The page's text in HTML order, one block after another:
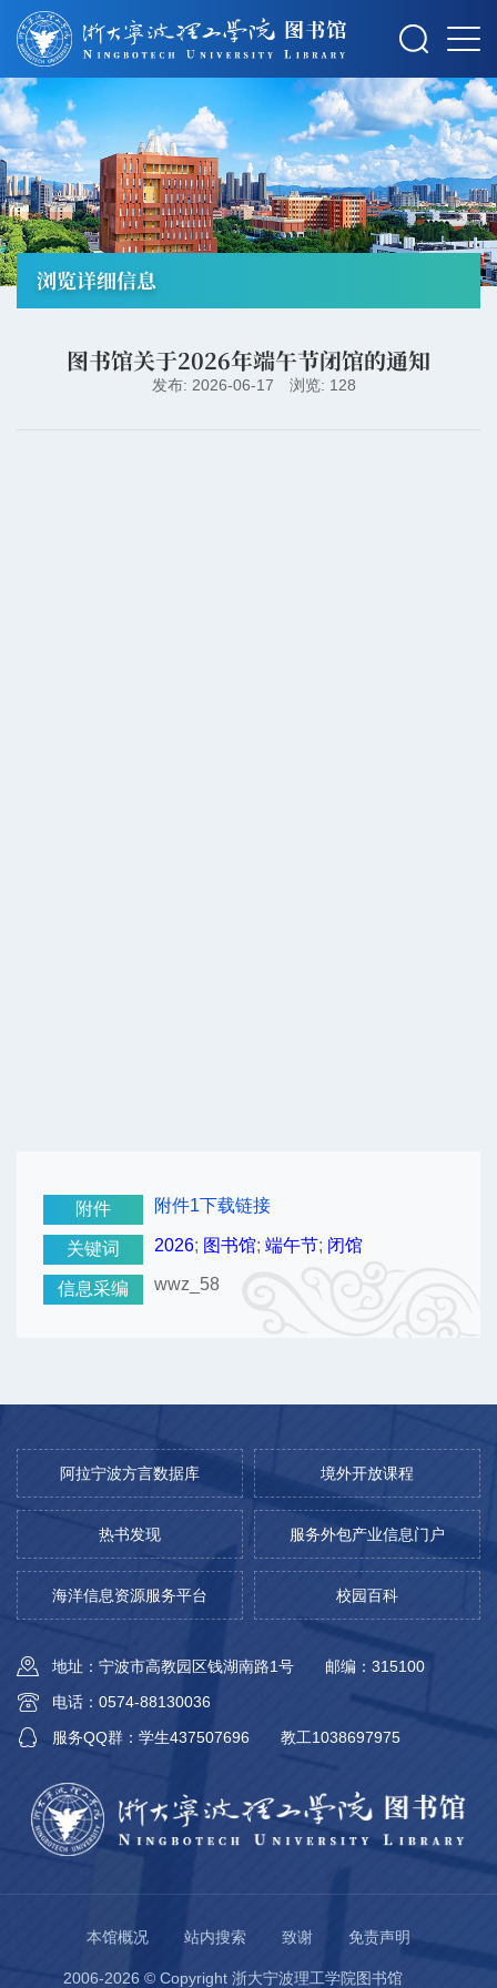
摄影：秋草
浏览详细信息
图书馆关于2026年端午节闭馆的通知
发布: 2026-06-17 浏览: 128
附件 附件1下载链接
关键词 2026; 图书馆; 端午节; 闭馆
信息采编 wwz_58
阿拉宁波方言数据库 境外开放课程
热书发现 服务外包产业信息门户
海洋信息资源服务平台 校园百科
地址：宁波市高教园区钱湖南路1号
邮编：315100
电话：0574-88130036
服务QQ群：学生437507696
教工1038697975
本馆概况 站内搜索 致谢 免责声明
2006-2026 © Copyright 浙大宁波理工学院图书馆